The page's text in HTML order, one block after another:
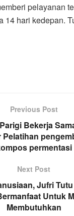
pelayanan
14 hari kedepan.
Previous Post
Bekerja
Pelatihan
permentasi
Next Post
Jufri
Untuk
Membutuhkan